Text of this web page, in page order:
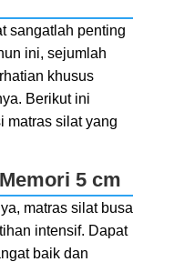
sangatlah penting
ini, sejumlah
khusus
Berikut ini
matras silat yang
5 cm
matras silat busa
intensif. Dapat
baik dan